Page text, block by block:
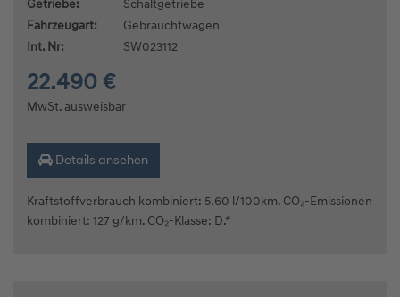
Getriebe:
Schaltgetriebe
Fahrzeugart:
Gebrauchtwagen
Int. Nr:
SW023112
22.490 €
MwSt. ausweisbar
Details ansehen
Kraftstoffverbrauch kombiniert: 5.60 l/100km. CO₂-Emissionen
kombiniert: 127 g/km. CO₂-Klasse: D.*